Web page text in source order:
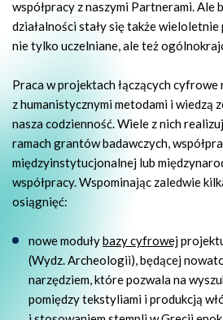
współpracy z naszymi Partnerami. Ale
działalności stały się także
nie tylko uczelniane, ale też
Praca w projektach łączących
z humanistycznymi metodami i wiedzą
nasza codzienność. Wiele z nich
ramach grantów badawczych,
międzyinstytucjonalnej lub
współpracy.Wspominając zaledwie
osiągnięć:
nowe modułybazy cyfrowej
(Wydz. Archeologii), będącej
narzędziem, które pozwala na
pomiędzy tekstyliami i produkcją